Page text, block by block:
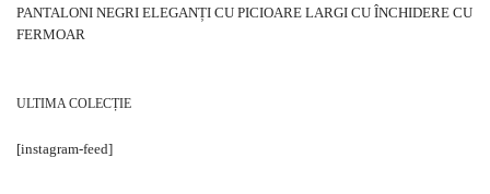
PANTALONI NEGRI ELEGANȚI CU PICIOARE LARGI CU ÎNCHIDERE CU
FERMOAR
ULTIMA COLECȚIE
[instagram-feed]